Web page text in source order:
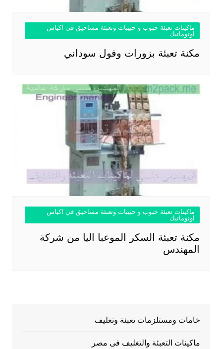
ماكينات تعبئة حبوب و حبيبات وتعبئة مساحيق في اكياس
اوتوماتيك
مكنة تعبئة بزورات وفول سوداني
ماكينات تعبئة حبوب و حبيبات وتعبئة مساحيق في اكياس
اوتوماتيك
مكنة تعبئة السكر الموعبا اليا من شركة
المهندس
خامات ومستلزمات تعبئة وتغليف
ماكينات التعبئة والتغليف فى مصر